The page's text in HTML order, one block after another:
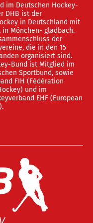
im Deutschen Hockey-
DHB ist der
in Deutschland mit
Mönchen- gladbach.
der
die in den 15
organisiert sind.
Bund ist Mitglied im
Sportbund, sowie
FIH (Fédération
und im
EHF (European